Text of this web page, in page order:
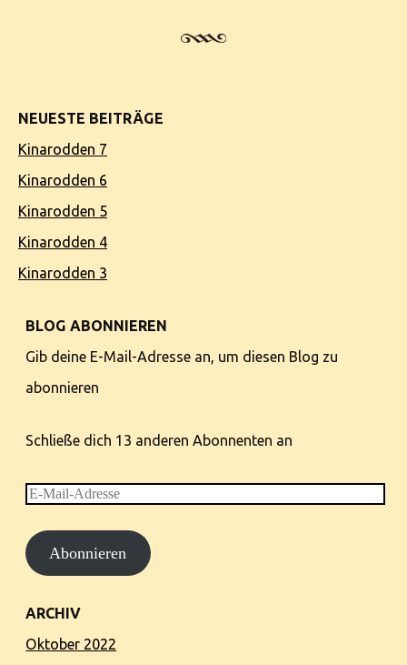
NEUESTE BEITRÄGE
Kinarodden 7
Kinarodden 6
Kinarodden 5
Kinarodden 4
Kinarodden 3
BLOG ABONNIEREN
Gib deine E-Mail-Adresse an, um diesen Blog zu
abonnieren
Schließe dich 13 anderen Abonnenten an
E-
Adresse
Abonnieren
ARCHIV
Oktober 2022